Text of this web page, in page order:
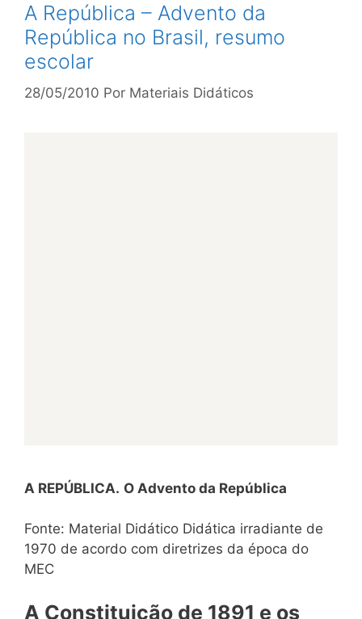
A República – Advento da
República no Brasil, resumo
escolar
28/05/2010 Por Materiais Didáticos
A REPÚBLICA. O Advento da República
Fonte: Material Didático Didática irradiante de
1970 de acordo com diretrizes da época do
MEC
A Constituição de 1891 e os